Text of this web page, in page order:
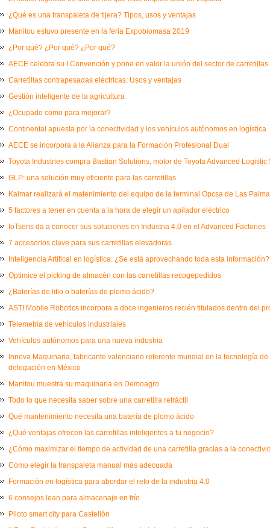
¿Qué es una transpaleta de tijera? Tipos, usos y ventajas
Manitou estuvo presente en la feria Expobiomasa 2019
¿Por qué? ¿Por qué? ¿Por qué?
AECE celebra su I Convención y pone en valor la unión del sector de carretillas
Carretillas contrapesadas eléctricas: Usos y ventajas
Gestión inteligente de la agricultura
¿Ocupado como para mejorar?
Continental apuesta por la conectividad y los vehículos autónomos en logística
AECE se incorpora a la Alianza para la Formación Profesional Dual
Toyota Industries compra Bastian Solutions, motor de Toyota Advanced Logistic
GLP: una solución muy eficiente para las carretillas
Kalmar realizará el matenimiento del equipo de la terminal Opcsa de Las
5 factores a tener en cuenta a la hora de elegir un apilador eléctrico
IoTsens da a conocer sus soluciones en Industria 4.0 en el Advanced Factories
7 accesorios clave para sus carretillas elevadoras
Inteligencia Artifical en logística: ¿Se está aprovechando toda esta información?
Optimice el picking de almacén con las carretillas recogepedidos
¿Baterías de litio o baterías de plomo ácido?
ASTI Mobile Robotics incorpora a doce ingenieros recién titulados dentro del
Telemetría de vehículos industriales
Vehículos autónomos para una nueva industria
Innova Maquinaria, fabricante valenciano referente mundial en la tecnología
delegación en México
Manitou muestra su maquinaria en Demoagro
Todo lo que necesita saber sobre una carretilla retráctil
Qué mantenimiento necesita una batería de plomo ácido
¿Qué ventajas ofrecen las carretillas inteligentes a tu negocio?
¿Cómo maximizar el tiempo de actividad de una carretilla gracias a la
Cómo elegir la transpaleta manual más adecuada
Formación en logística para abordar el reto de la industria 4.0
6 consejos lean para almacenaje en frío
Piloto smart city para Castellón